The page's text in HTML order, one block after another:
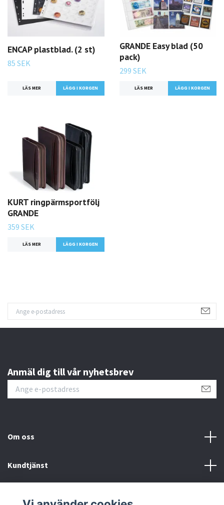
ENCAP plastblad. (2 st)
85 SEK
LÄS MER LÄGG I KORGEN
GRANDE Easy blad (50
pack)
299 SEK
LÄS MER LÄGG I KORGEN
KURT ringpärmsportfölj
GRANDE
359 SEK
LÄS MER LÄGG I KORGEN
Anmäl dig till vår nyhetsbrev
Om oss
Kundtjänst